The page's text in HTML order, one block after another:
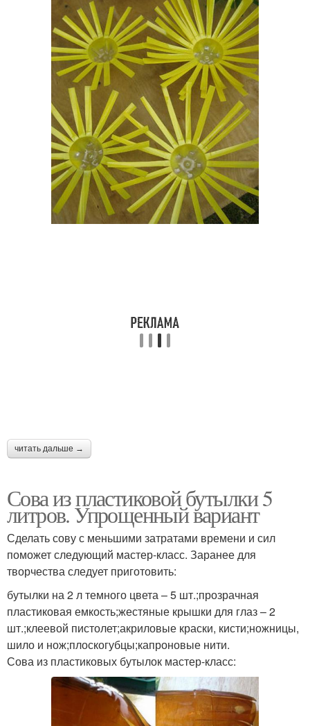
читать дальше →
Сова из пластиковой бутылки 5
литров. Упрощенный вариант
Сделать сову с меньшими затратами времени и сил
поможет следующий мастер-класс. Заранее для
творчества следует приготовить:
бутылки на 2 л темного цвета – 5 шт.;прозрачная
пластиковая емкость;жестяные крышки для глаз – 2
шт.;клеевой пистолет;акриловые краски, кисти;ножницы,
шило и нож;плоскогубцы;капроновые нити.
Сова из пластиковых бутылок мастер-класс: